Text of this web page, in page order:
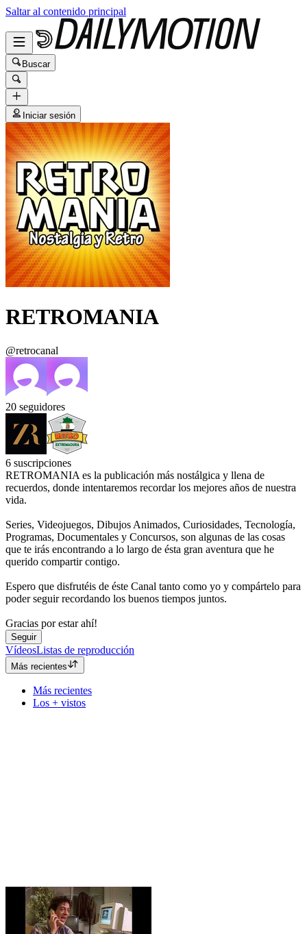
Saltar al contenido principal
Buscar
Iniciar sesión
RETROMANIA
@retrocanal
20 seguidores
6 suscripciones
RETROMANIA es la publicación más nostálgica y llena de
recuerdos, donde intentaremos recordar los mejores años de nuestra
vida.
Series, Videojuegos, Dibujos Animados, Curiosidades, Tecnología,
Programas, Documentales y Concursos, son algunas de las cosas
que te irás encontrando a lo largo de ésta gran aventura que he
querido compartir contigo.
Espero que disfrutéis de éste Canal tanto como yo y compártelo para
poder seguir recordando los buenos tiempos juntos.
Gracias por estar ahí!
Seguir
VídeosListas de reproducción
Más recientes
Más recientes
Los + vistos